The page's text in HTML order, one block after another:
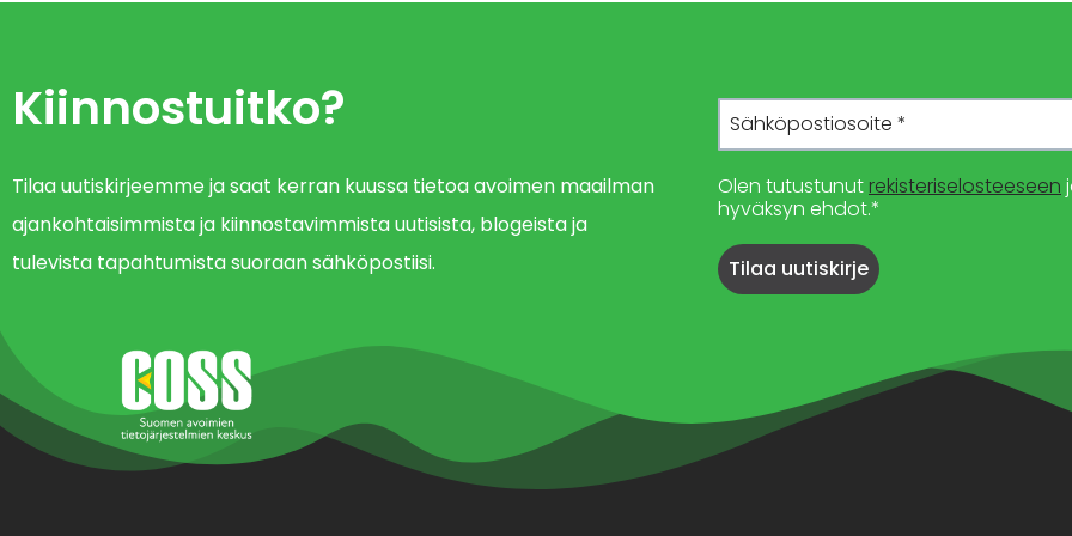
Kiinnostuitko?
Tilaa uutiskirjeemme ja saat kerran kuussa tietoa avoimen maailman
ajankohtaisimmista ja kiinnostavimmista uutisista, blogeista ja
tulevista tapahtumista suoraan sähköpostiisi.
Olen tutustunut rekisteriselosteeseen
hyväksyn ehdot.*